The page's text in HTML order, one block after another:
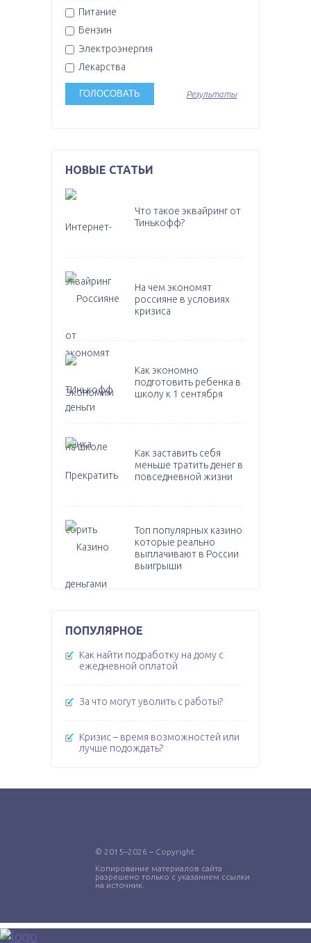
Питание
Бензин
Электроэнергия
Лекарства
Результаты
НОВЫЕ СТАТЬИ
Что такое эквайринг от
Тинькофф?
На чем экономят
россияне в условиях
кризиса
Как экономно
подготовить ребенка в
школу к 1 сентября
Как заставить себя
меньше тратить денег в
повседневной жизни
Топ популярных казино
которые реально
выплачивают в России
выигрыши
ПОПУЛЯРНОЕ
Как найти подработку на дому с
ежедневной оплатой
За что могут уволить с работы?
Кризис – время возможностей или
лучше подождать?
© 2015–2026 – Copyright
Копирование материалов сайта
разрешено только с указанием ссылки
на источник.